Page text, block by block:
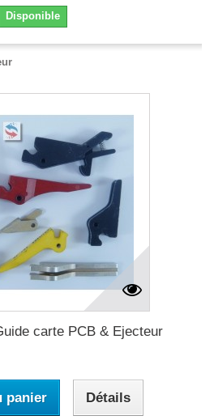
Disponible
carte PCB & Ejecteur
panier Détails